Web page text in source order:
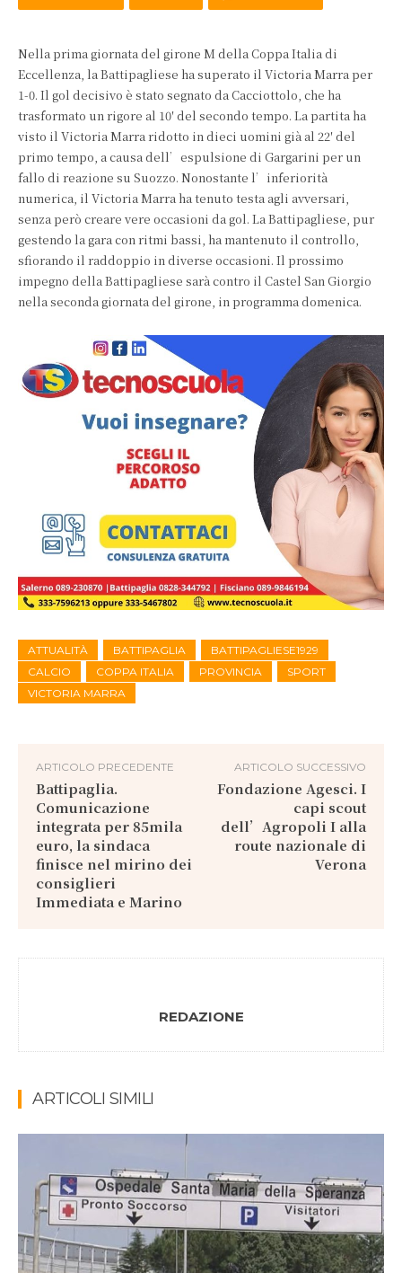
Nella prima giornata del girone M della Coppa Italia di
Eccellenza, la Battipagliese ha superato il Victoria Marra per
1-0. Il gol decisivo è stato segnato da Cacciottolo, che ha
trasformato un rigore al 10′ del secondo tempo. La partita ha
visto il Victoria Marra ridotto in dieci uomini già al 22′ del
primo tempo, a causa dell’espulsione di Gargarini per un
fallo di reazione su Suozzo. Nonostante l’inferiorità
numerica, il Victoria Marra ha tenuto testa agli avversari,
senza però creare vere occasioni da gol. La Battipagliese, pur
gestendo la gara con ritmi bassi, ha mantenuto il controllo,
sfiorando il raddoppio in diverse occasioni. Il prossimo
impegno della Battipagliese sarà contro il Castel San Giorgio
nella seconda giornata del girone, in programma domenica.
ATTUALITÀ BATTIPAGLIA
BATTIPAGLIESE1929
CALCIO
COPPA ITALIA PROVINCIA
SPORT
VICTORIA MARRA
ARTICOLO PRECEDENTE
Battipaglia.
Comunicazione
integrata per 85mila
euro, la sindaca
finisce nel mirino dei
consiglieri
Immediata e Marino
ARTICOLO SUCCESSIVO
Fondazione Agesci. I
capi scout
dell’Agropoli I alla
route nazionale di
Verona
REDAZIONE
ARTICOLI SIMILI